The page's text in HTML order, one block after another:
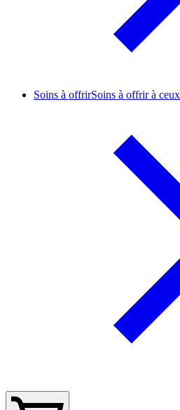
Soins à offrirSoins à offrir à